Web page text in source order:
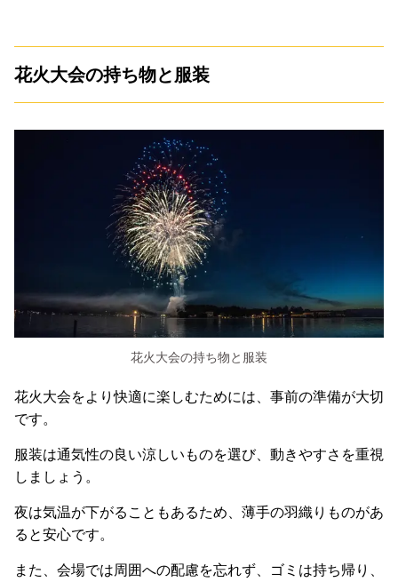
花火大会の持ち物と服装
花火大会の持ち物と服装
花火大会をより快適に楽しむためには、事前の準備が大切
です。
服装は通気性の良い涼しいものを選び、動きやすさを重視
しましょう。
夜は気温が下がることもあるため、薄手の羽織りものがあ
ると安心です。
また、会場では周囲への配慮を忘れず、ゴミは持ち帰り、